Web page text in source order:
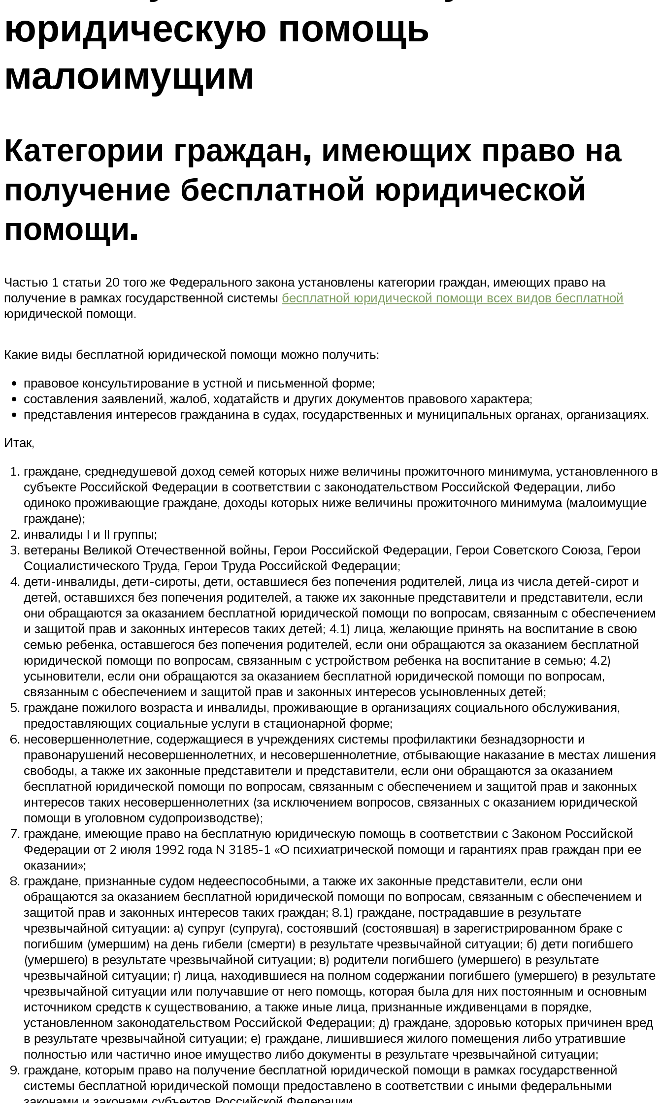
юридическую помощь
малоимущим
Категории граждан, имеющих право на
получение бесплатной юридической
помощи.
Частью 1 статьи 20 того же Федерального закона установлены категории граждан, имеющих право на
получение в рамках государственной системы бесплатной юридической помощи всех видов бесплатной
юридической помощи.
Какие виды бесплатной юридической помощи можно получить:
правовое консультирование в устной и письменной форме;
составления заявлений, жалоб, ходатайств и других документов правового характера;
представления интересов гражданина в судах, государственных и муниципальных органах, организациях.
Итак,
граждане, среднедушевой доход семей которых ниже величины прожиточного минимума, установленного в
субъекте Российской Федерации в соответствии с законодательством Российской Федерации, либо
одиноко проживающие граждане, доходы которых ниже величины прожиточного минимума (малоимущие
граждане);
инвалиды I и II группы;
ветераны Великой Отечественной войны, Герои Российской Федерации, Герои Советского Союза, Герои
Социалистического Труда, Герои Труда Российской Федерации;
дети-инвалиды, дети-сироты, дети, оставшиеся без попечения родителей, лица из числа детей-сирот и
детей, оставшихся без попечения родителей, а также их законные представители и представители, если
они обращаются за оказанием бесплатной юридической помощи по вопросам, связанным с обеспечением
и защитой прав и законных интересов таких детей; 4.1) лица, желающие принять на воспитание в свою
семью ребенка, оставшегося без попечения родителей, если они обращаются за оказанием бесплатной
юридической помощи по вопросам, связанным с устройством ребенка на воспитание в семью; 4.2)
усыновители, если они обращаются за оказанием бесплатной юридической помощи по вопросам,
связанным с обеспечением и защитой прав и законных интересов усыновленных детей;
граждане пожилого возраста и инвалиды, проживающие в организациях социального обслуживания,
предоставляющих социальные услуги в стационарной форме;
несовершеннолетние, содержащиеся в учреждениях системы профилактики безнадзорности и
правонарушений несовершеннолетних, и несовершеннолетние, отбывающие наказание в местах лишения
свободы, а также их законные представители и представители, если они обращаются за оказанием
бесплатной юридической помощи по вопросам, связанным с обеспечением и защитой прав и законных
интересов таких несовершеннолетних (за исключением вопросов, связанных с оказанием юридической
помощи в уголовном судопроизводстве);
граждане, имеющие право на бесплатную юридическую помощь в соответствии с Законом Российской
Федерации от 2 июля 1992 года N 3185-1 «О психиатрической помощи и гарантиях прав граждан при ее
оказании»;
граждане, признанные судом недееспособными, а также их законные представители, если они
обращаются за оказанием бесплатной юридической помощи по вопросам, связанным с обеспечением и
защитой прав и законных интересов таких граждан; 8.1) граждане, пострадавшие в результате
чрезвычайной ситуации: а) супруг (супруга), состоявший (состоявшая) в зарегистрированном браке с
погибшим (умершим) на день гибели (смерти) в результате чрезвычайной ситуации; б) дети погибшего
(умершего) в результате чрезвычайной ситуации; в) родители погибшего (умершего) в результате
чрезвычайной ситуации; г) лица, находившиеся на полном содержании погибшего (умершего) в результате
чрезвычайной ситуации или получавшие от него помощь, которая была для них постоянным и основным
источником средств к существованию, а также иные лица, признанные иждивенцами в порядке,
установленном законодательством Российской Федерации; д) граждане, здоровью которых причинен вред
в результате чрезвычайной ситуации; е) граждане, лишившиеся жилого помещения либо утратившие
полностью или частично иное имущество либо документы в результате чрезвычайной ситуации;
граждане, которым право на получение бесплатной юридической помощи в рамках государственной
системы бесплатной юридической помощи предоставлено в соответствии с иными федеральными